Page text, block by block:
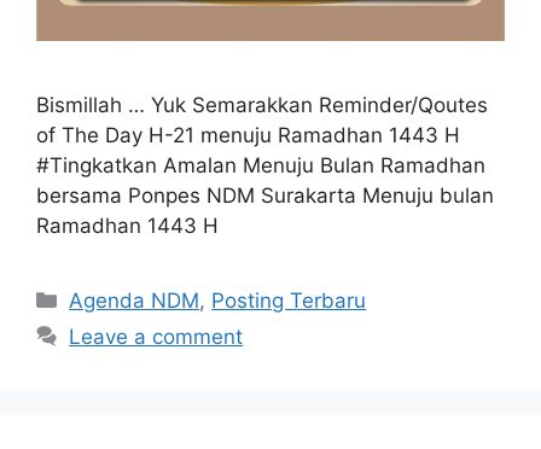
Bismillah … Yuk Semarakkan Reminder/Qoutes
of The Day H-21 menuju Ramadhan 1443 H
#Tingkatkan Amalan Menuju Bulan Ramadhan
bersama Ponpes NDM Surakarta Menuju bulan
Ramadhan 1443 H
Categories
Agenda NDM, Posting Terbaru
Leave a comment